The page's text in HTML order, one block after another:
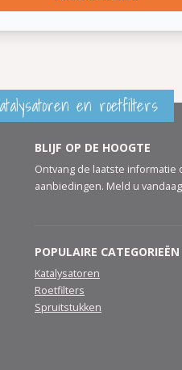
en roetfilters
BLIJF OP DE HOOGTE
Ontvang de laatste
aanbiedingen. Meld u
POPULAIRE CATEGORIEËN
Katalysatoren
Roetfilters
Spruitstukken